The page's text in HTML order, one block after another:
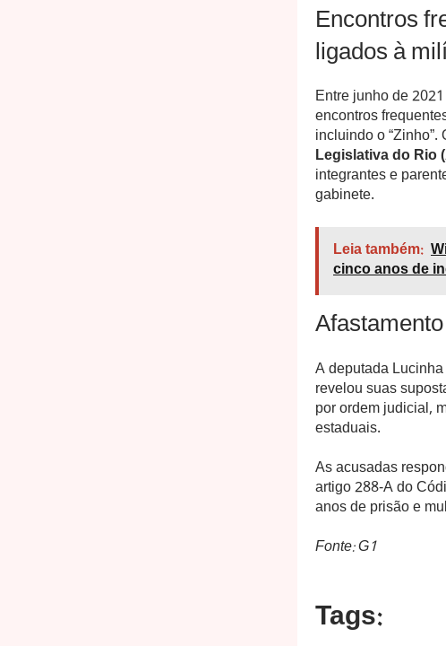
Encontros
ligados à
Entre junho de
encontros
incluindo o
Legislativa do Rio
integrantes e
gabinete.
Leia também:
cinco anos de
A deputada
revelou suas
por ordem judicial,
estaduais.
As acusadas
artigo 288-A do
anos de prisão e
Fonte: G1
Tags: